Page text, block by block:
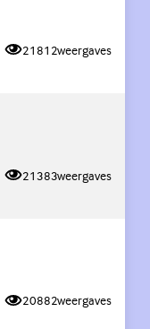
21812weergaves
21383weergaves
20882weergaves